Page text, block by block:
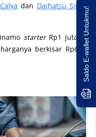
dan Daihatsu Sigra
starterRp1 jutaan
harganya berkisar Rp600Saldo E-wallet Untukmu!